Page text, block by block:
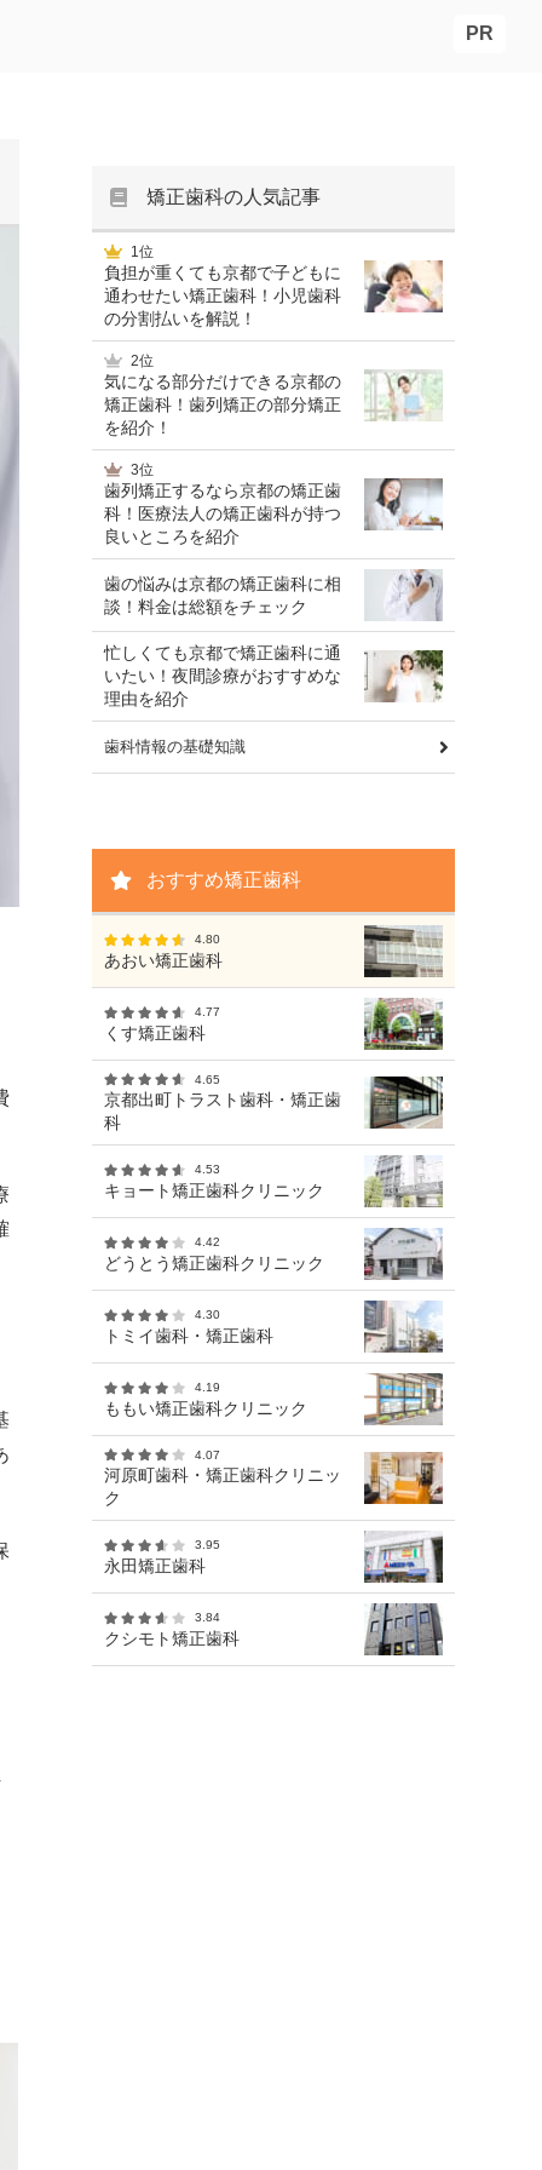
PR
矯正歯科の人気記事
1位
負担が重くても京都で子どもに
通わせたい矯正歯科！小児歯科
の分割払いを解説！
2位
気になる部分だけできる京都の
矯正歯科！歯列矯正の部分矯正
を紹介！
3位
歯列矯正するなら京都の矯正歯
科！医療法人の矯正歯科が持つ
良いところを紹介
歯の悩みは京都の矯正歯科に相
談！料金は総額をチェック
忙しくても京都で矯正歯科に通
いたい！夜間診療がおすすめな
理由を紹介
歯科情報の基礎知識
おすすめ矯正歯科
4.80
あおい矯正歯科
4.77
くす矯正歯科
4.65
京都出町トラスト歯科・矯正歯
科
4.53
キョート矯正歯科クリニック
4.42
どうとう矯正歯科クリニック
4.30
トミイ歯科・矯正歯科
4.19
ももい矯正歯科クリニック
4.07
河原町歯科・矯正歯科クリニッ
ク
3.95
永田矯正歯科
3.84
クシモト矯正歯科